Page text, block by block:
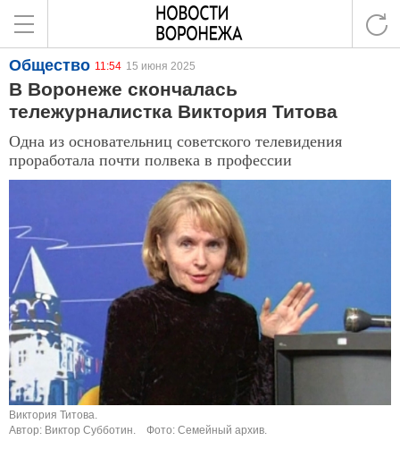
Общество 11:54 15 июня 2025
В Воронеже скончалась
тележурналистка Виктория Титова
Одна из основательниц советского телевидения
проработала почти полвека в профессии
Виктория Титова.
Автор: Виктор Субботин.
Фото: Семейный архив.